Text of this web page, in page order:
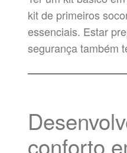
kit de primeiros
essenciais. Estar
segurança também
conforto